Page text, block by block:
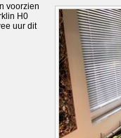
voorzien
H0
uur dit